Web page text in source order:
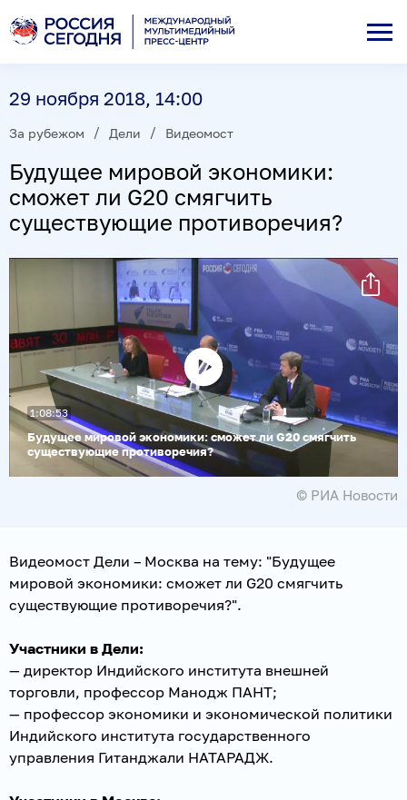
29 ноября 2018, 14:00
За рубежом Дели Видеомост
Будущее мировой экономики:
сможет ли G20 смягчить
существующие противоречия?
Воспроизвести
видео
Будущее мировой экономики: сможет ли G20 смягчить
существующие противоречия?
1:08:53
© РИА Новости
Видеомост Дели – Москва на тему: "Будущее
мировой экономики: сможет ли G20 смягчить
существующие противоречия?".
Участники в Дели:
— директор Индийского института внешней
торговли, профессор Манодж ПАНТ;
— профессор экономики и экономической политики
Индийского института государственного
управления Гитанджали НАТАРАДЖ.